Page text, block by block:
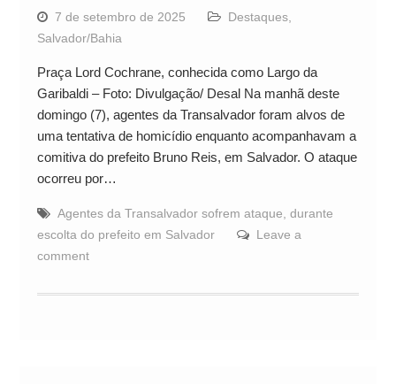
7 de setembro de 2025 Destaques,
Salvador/Bahia
Praça Lord Cochrane, conhecida como Largo da
Garibaldi – Foto: Divulgação/ Desal Na manhã deste
domingo (7), agentes da Transalvador foram alvos de
uma tentativa de homicídio enquanto acompanhavam a
comitiva do prefeito Bruno Reis, em Salvador. O ataque
ocorreu por…
Agentes da Transalvador sofrem ataque, durante
escolta do prefeito em Salvador
Leave a
comment